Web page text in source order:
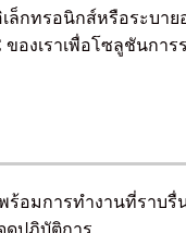
กทรอนิกส์หรือระบา
องเราเพื่อโซลูชันกา
อมการทำงานที่ราบรื่
ดปฏิบัติการ